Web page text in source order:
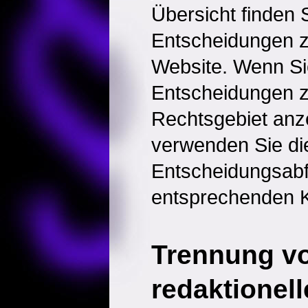
Übersicht finden
Entscheidungen
Website. Wenn
Entscheidungen
Rechtsgebiet
verwenden Sie
entsprechenden
Trennung